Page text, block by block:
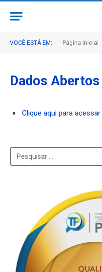
VOCÊ ESTÁ EM: Página Inicial
Dados Abertos
Clique aqui para acessar